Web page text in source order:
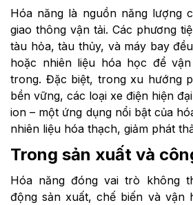
Hóa năng là nguồn năng lượng
giao thông vận tải. Các phương
tàu hỏa, tàu thủy, và máy bay
hoặc nhiên liệu hóa học để
trong. Đặc biệt, trong xu hướng
bền vững, các loại xe điện hiện
ion – một ứng dụng nổi bật của
nhiên liệu hóa thạch, giảm phát
Trong sản xuất và
Hóa năng đóng vai trò không
động sản xuất, chế biến và vận